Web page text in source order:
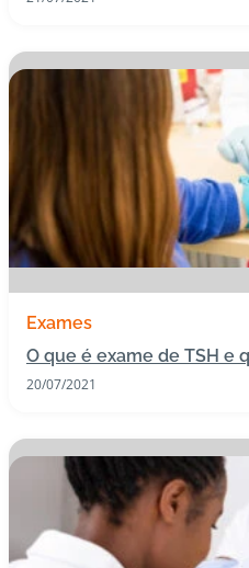
Exames
O que é exame de TSH e
20/07/2021